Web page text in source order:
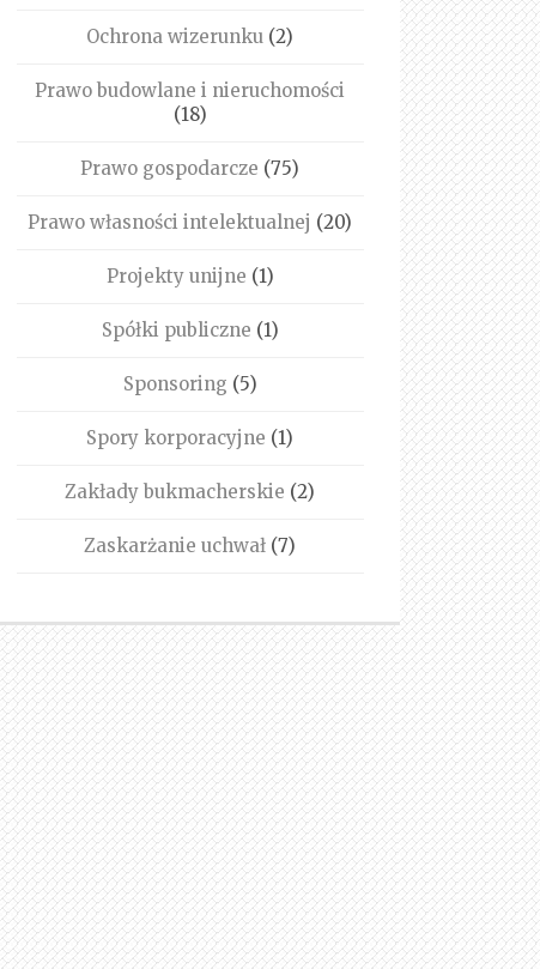
Ochrona wizerunku (2)
Prawo budowlane i nieruchomości
(18)
Prawo gospodarcze (75)
Prawo własności intelektualnej (20)
Projekty unijne (1)
Spółki publiczne (1)
Sponsoring (5)
Spory korporacyjne (1)
Zakłady bukmacherskie (2)
Zaskarżanie uchwał (7)